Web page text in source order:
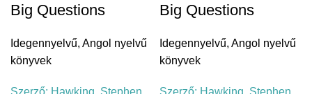
Big Questions
Idegennyelvű, Angol nyelvű
könyvek
Szerző: Hawking, Stephen
Big Questions
Idegennyelvű, Angol nyelvű
könyvek
Szerző: Hawking, Stephen